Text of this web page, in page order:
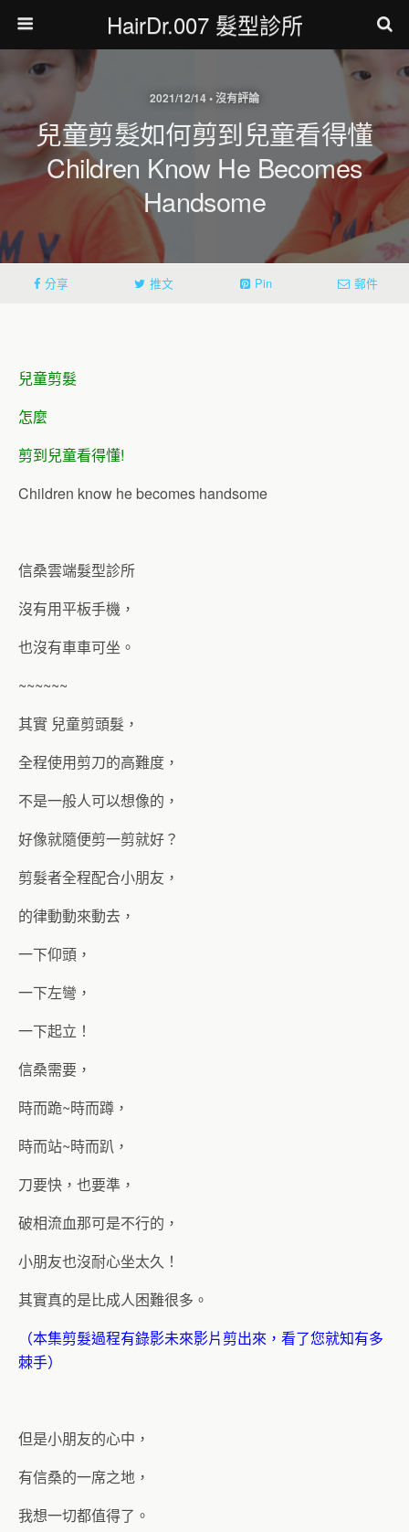
HairDr.007 髮型診所
2021/12/14 • 沒有評論
兒童剪髮如何剪到兒童看得懂
Children Know He Becomes
Handsome
分享 推文 Pin 郵件
兒童剪髮
怎麼
剪到兒童看得懂!
Children know he becomes handsome
信桑雲端髮型診所
沒有用平板手機，
也沒有車車可坐。
~~~~~~
其實 兒童剪頭髮，
全程使用剪刀的高難度，
不是一般人可以想像的，
好像就隨便剪一剪就好？
剪髮者全程配合小朋友，
的律動動來動去，
一下仰頭，
一下左彎，
一下起立！
信桑需要，
時而跪~時而蹲，
時而站~時而趴，
刀要快，也要準，
破相流血那可是不行的，
小朋友也沒耐心坐太久！
其實真的是比成人困難很多。
（本集剪髮過程有錄影未來影片剪出來，看了您就知有多
棘手）
但是小朋友的心中，
有信桑的一席之地，
我想一切都值得了。